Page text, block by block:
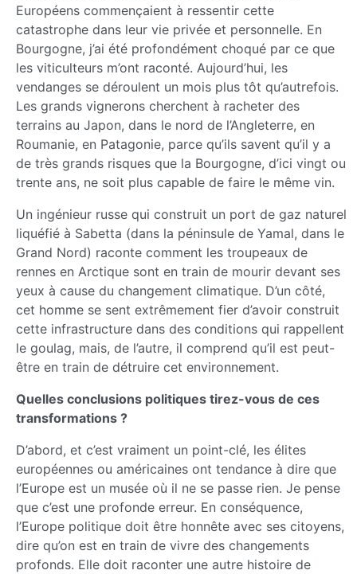
Européens commençaient à ressentir cette
catastrophe dans leur vie privée et personnelle. En
Bourgogne, j’ai été profondément choqué par ce que
les viticulteurs m’ont raconté. Aujourd’hui, les
vendanges se déroulent un mois plus tôt qu’autrefois.
Les grands vignerons cherchent à racheter des
terrains au Japon, dans le nord de l’Angleterre, en
Roumanie, en Patagonie, parce qu’ils savent qu’il y a
de très grands risques que la Bourgogne, d’ici vingt ou
trente ans, ne soit plus capable de faire le même vin.
Un ingénieur russe qui construit un port de gaz naturel
liquéfié à Sabetta (dans la péninsule de Yamal, dans le
Grand Nord) raconte comment les troupeaux de
rennes en Arctique sont en train de mourir devant ses
yeux à cause du changement climatique. D’un côté,
cet homme se sent extrêmement fier d’avoir construit
cette infrastructure dans des conditions qui rappellent
le goulag, mais, de l’autre, il comprend qu’il est peut-
être en train de détruire cet environnement.
Quelles conclusions politiques tirez-vous de ces
transformations ?
D’abord, et c’est vraiment un point-clé, les élites
européennes ou américaines ont tendance à dire que
l’Europe est un musée où il ne se passe rien. Je pense
que c’est une profonde erreur. En conséquence,
l’Europe politique doit être honnête avec ses citoyens,
dire qu’on est en train de vivre des changements
profonds. Elle doit raconter une autre histoire de